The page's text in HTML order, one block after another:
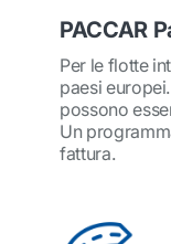
PACCAR
Per le flotte
paesi
possono
Un
fattura.